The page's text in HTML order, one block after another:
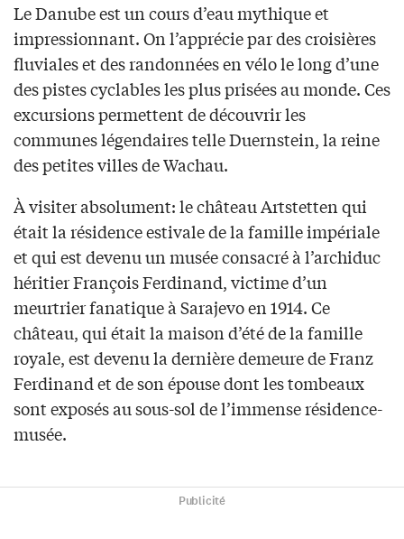
Le Danube est un cours d’eau mythique et
impressionnant. On l’apprécie par des croisières
fluviales et des randonnées en vélo le long d’une
des pistes cyclables les plus prisées au monde. Ces
excursions permettent de découvrir les
communes légendaires telle Duernstein, la reine
des petites villes de Wachau.
À visiter absolument: le château Artstetten qui
était la résidence estivale de la famille impériale
et qui est devenu un musée consacré à l’archiduc
héritier François Ferdinand, victime d’un
meurtrier fanatique à Sarajevo en 1914. Ce
château, qui était la maison d’été de la famille
royale, est devenu la dernière demeure de Franz
Ferdinand et de son épouse dont les tombeaux
sont exposés au sous-sol de l’immense résidence-
musée.
Publicité